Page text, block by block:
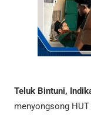
Teluk Bintuni,
menyongsong